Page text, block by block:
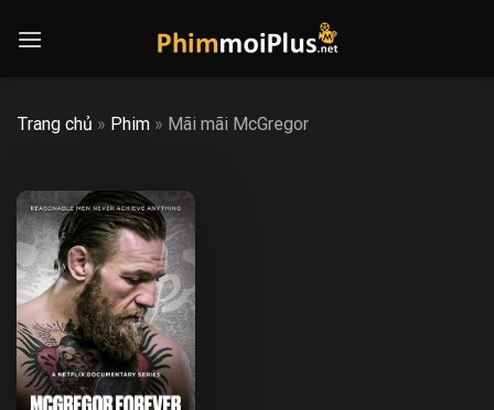
Trang chủ » Phim » Mãi mãi McGregor